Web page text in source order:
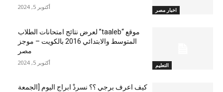
اخبار مصر أكتوبر 5, 2024
التعليم
موقع “taaleb” لعرض نتائج امتحانات الطلاب
المتوسط والابتدائي 2016 بالكويت – موجز
مصر
أكتوبر 5, 2024
كيف اعرف برجي ؟؟ نسردْ ابراج اليوم [الجمعة